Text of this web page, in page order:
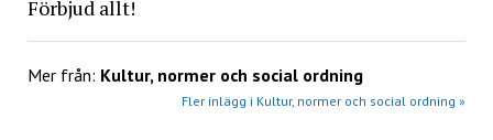
Förbjud allt!
Mer från: Kultur, normer och social ordning
Fler inlägg i Kultur, normer och social ordning »